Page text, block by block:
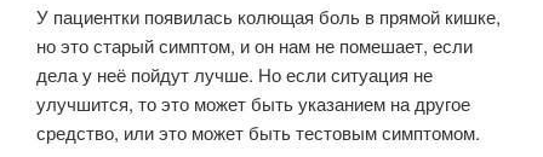
У пациентки появилась колющая боль в прямой кишке,
но это старый симптом, и он нам не помешает, если
дела у неё пойдут лучше. Но если ситуация не
улучшится, то это может быть указанием на другое
средство, или это может быть тестовым симптомом.